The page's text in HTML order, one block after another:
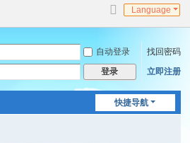
到
窄
版
Language
自动登录
找回密码
登录 立即注册
快捷导航